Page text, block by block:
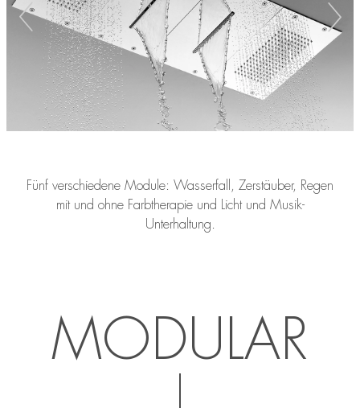
Fünf verschiedene Module: Wasserfall, Zerstäuber, Regen
mit und ohne Farbtherapie und Licht und Musik-
Unterhaltung.
MODULAR